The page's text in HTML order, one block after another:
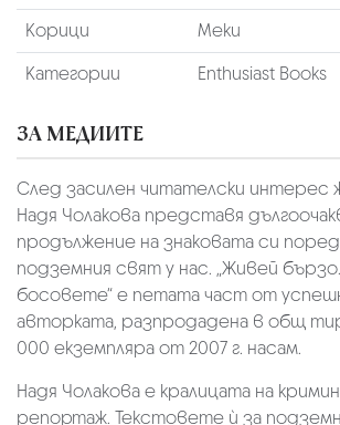
Корици
Меки
Категории
Enthusiast Books
ЗА МЕДИИТЕ
След засилен читателски интерес
Надя Чолакова представя
продължение на знаковата си
подземния свят у нас. „Живей
босовете“ е петата част от
авторката, разпродадена в общ
000 екземпляра от 2007 г. насам.
Надя Чолакова е кралицата на
репортаж. Текстовете ѝ за